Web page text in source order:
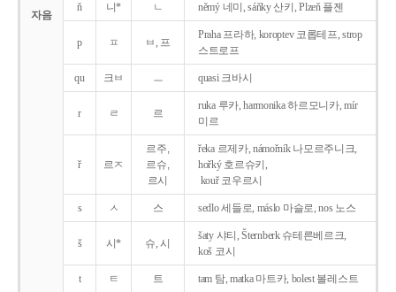
자음
ň 니* ㄴ němý 네미, sáňky 산키, Plzeň 플젠
p ㅍ ㅂ, 프
Praha 프라하, koroptev 코롭테프, strop
스트로프
qu 크ㅂ ㅡ quasi 크바시
r ㄹ 르
ruka 루카, harmonika 하르모니카, mír
미르
ř 르ㅈ
르주,
르슈,
르시
řeka 르제카, námořník 나모르주니크,
hořký 호르슈키,
kouř 코우르시
s ㅅ 스 sedlo 세들로, máslo 마슬로, nos 노스
š 시* 슈, 시
šaty 샤티, Šternberk 슈테른베르크,
koš 코시
t ㅌ 트 tam 탐, matka 마트카, bolest 볼레스트